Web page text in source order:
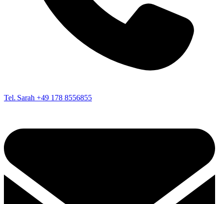
Tel. Sarah +49 178 8556855